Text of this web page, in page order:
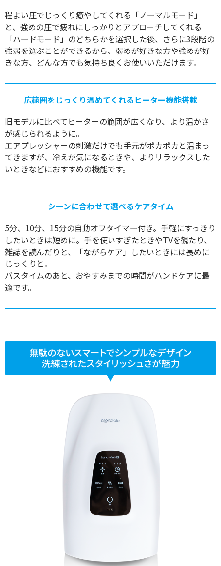
程よい圧でじっくり癒やしてくれる「ノーマルモード」
と、強めの圧で疲れにしっかりとアプローチしてくれる
「ハードモード」のどちらかを選択した後、さらに3段階の
強弱を選ぶことができるから、弱めが好きな方や強めが好
きな方、どんな方でも気持ち良くお使いいただけます。
広範囲をじっくり温めてくれるヒーター機能搭載
旧モデルに比べてヒーターの範囲が広くなり、より温かさ
が感じられるように。
エアプレッシャーの刺激だけでも手元がポカポカと温まっ
てきますが、冷えが気になるときや、よりリラックスした
いときなどにおすすめの機能です。
シーンに合わせて選べるケアタイム
5分、10分、15分の自動オフタイマー付き。手軽にすっきり
したいときは短めに。手を使いすぎたときやTVを観たり、
雑誌を読んだりと、「ながらケア」したいときには長めに
じっくりと。
バスタイムのあと、おやすみまでの時間がハンドケアに最
適です。